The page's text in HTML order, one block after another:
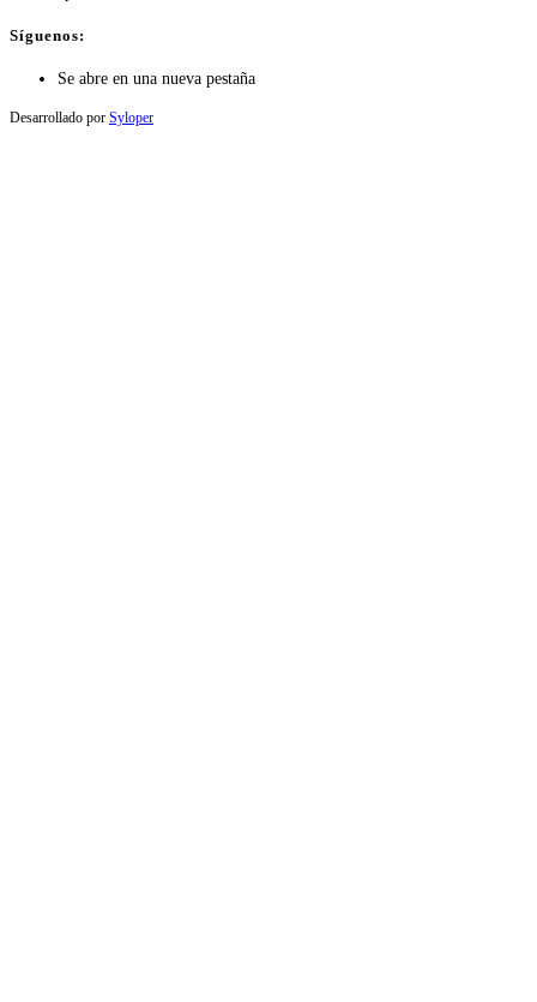
Síguenos:
Se abre en una nueva pestaña
Desarrollado por Syloper